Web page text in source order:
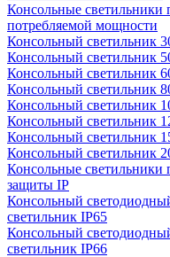
Консольные светильники
потребляемой мощности
Консольный светильник
Консольный светильник
Консольный светильник
Консольный светильник
Консольный светильник
Консольный светильник
Консольный светильник
Консольный светильник
Консольные светильники
защиты IP
Консольный
светильник IP65
Консольный
светильник IP66